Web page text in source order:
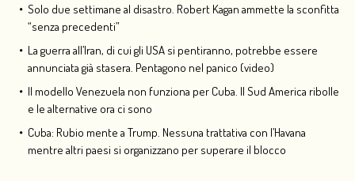
Solo due settimane al disastro. Robert Kagan ammette la sconfitta
“senza precedenti”
La guerra all’Iran, di cui gli USA si pentiranno, potrebbe essere
annunciata già stasera. Pentagono nel panico (video)
Il modello Venezuela non funziona per Cuba. Il Sud America ribolle
e le alternative ora ci sono
Cuba: Rubio mente a Trump. Nessuna trattativa con l’Havana
mentre altri paesi si organizzano per superare il blocco